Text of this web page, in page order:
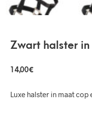
Zwart halster
14,00€
Luxe halster in maat cop